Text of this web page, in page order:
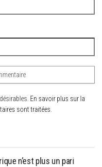
En savoir plus sur la
sont traitées.
n’est plus un pari